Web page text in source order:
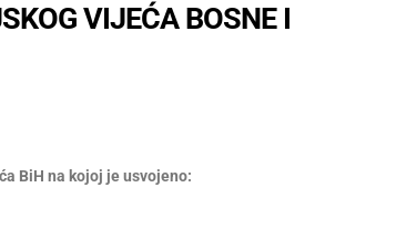
VIJEĆA BOSNE I
BiH na kojoj je usvojeno: